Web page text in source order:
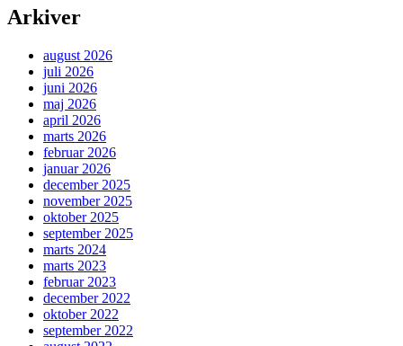
Arkiver
august 2026
juli 2026
juni 2026
maj 2026
april 2026
marts 2026
februar 2026
januar 2026
december 2025
november 2025
oktober 2025
september 2025
marts 2024
marts 2023
februar 2023
december 2022
oktober 2022
september 2022